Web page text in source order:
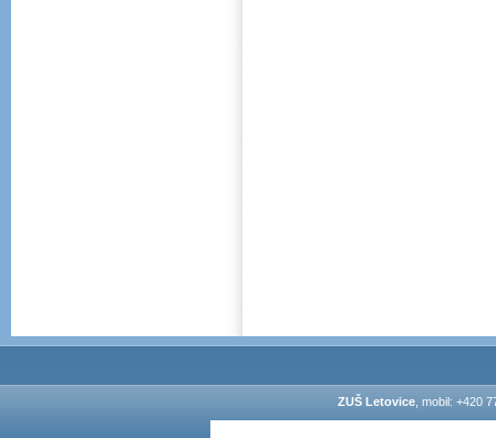
ZUŠ Letovice, mobil: +420